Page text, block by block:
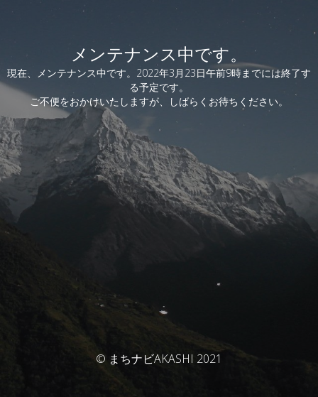
メンテナンス中です。
現在、メンテナンス中です。2022年3月23日午前9時までには終了す
る予定です。
ご不便をおかけいたしますが、しばらくお待ちください。
© まちナビAKASHI 2021